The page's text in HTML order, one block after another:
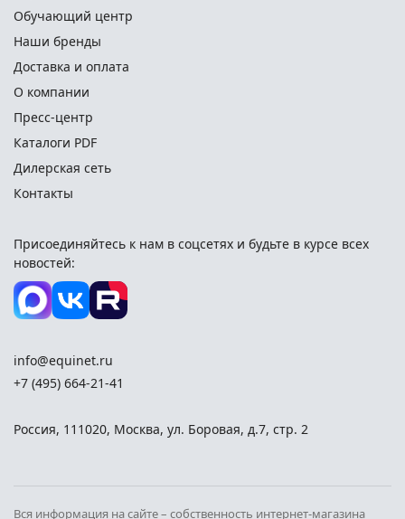
Обучающий центр
Наши бренды
Доставка и оплата
О компании
Пресс-центр
Каталоги PDF
Дилерская сеть
Контакты
Присоединяйтесь к нам в соцсетях и будьте в курсе всех
новостей:
info@equinet.ru
+7 (495) 664-21-41
Россия, 111020, Москва, ул. Боровая, д.7, стр. 2
Вся информация на сайте – собственность интернет-магазина